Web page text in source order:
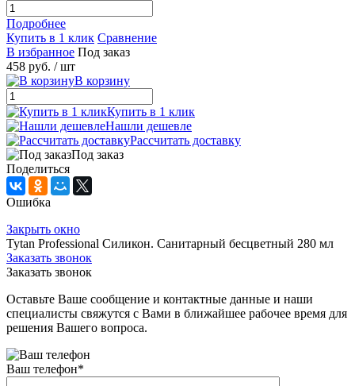
Подробнее
Купить в 1 клик Сравнение
В избранное Под заказ
458 руб. / шт
В корзину
Купить в 1 клик
Нашли дешевле
Рассчитать доставку
Под заказ
Поделиться
Ошибка
Закрыть окно
Tytan Professional Силикон. Санитарный бесцветный 280 мл
Заказать звонок
Заказать звонок
Оставьте Ваше сообщение и контактные данные и наши
специалисты свяжутся с Вами в ближайшее рабочее время для
решения Вашего вопроса.
Ваш телефон*